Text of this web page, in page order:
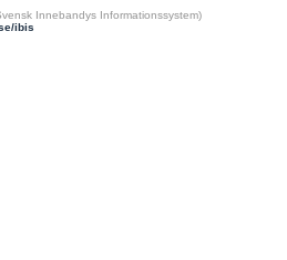
Innebandys Informationssystem)
ibis